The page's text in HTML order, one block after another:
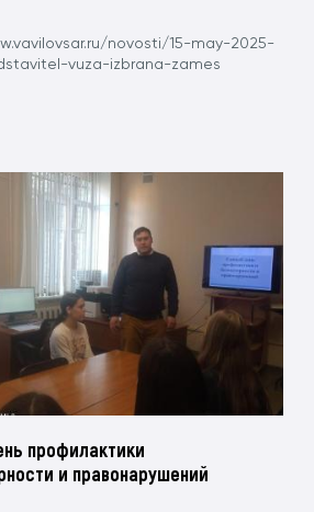
novosti/15-may-2025-
vuza-izbrana-zames
профилактики
и правонарушений